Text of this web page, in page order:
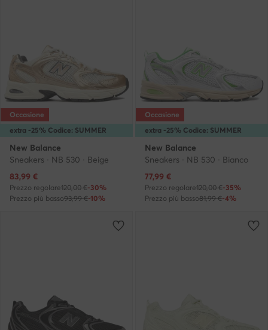
extra -25% Codice: SUMMER
Occasione
New Balance
Sneakers · NB 530 · Beige
Prezzo attuale
83,99 €
Prezzo regolare120,00 €-30%
Prezzo più basso93,99 €-10%
extra -25% Codice: SUMMER
Occasione
New Balance
Sneakers · NB 530 · Bianco
Prezzo attuale
77,99 €
Prezzo regolare120,00 €-35%
Prezzo più basso81,99 €-4%